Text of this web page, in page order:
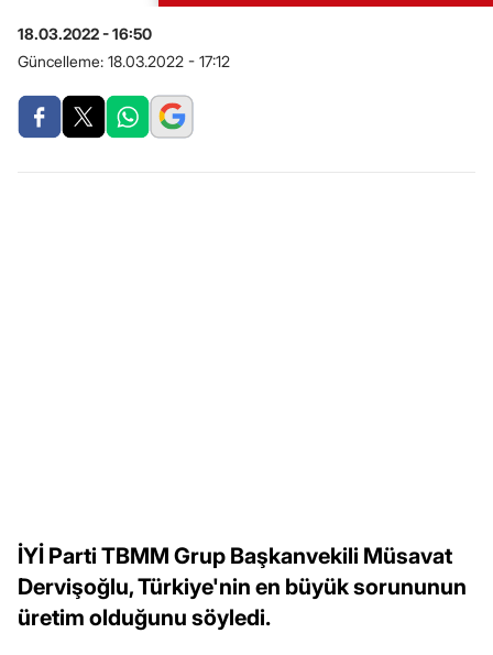
18.03.2022 - 16:50
Güncelleme: 18.03.2022 - 17:12
İYİ Parti TBMM Grup Başkanvekili Müsavat
Dervişoğlu, Türkiye'nin en büyük sorununun
üretim olduğunu söyledi.